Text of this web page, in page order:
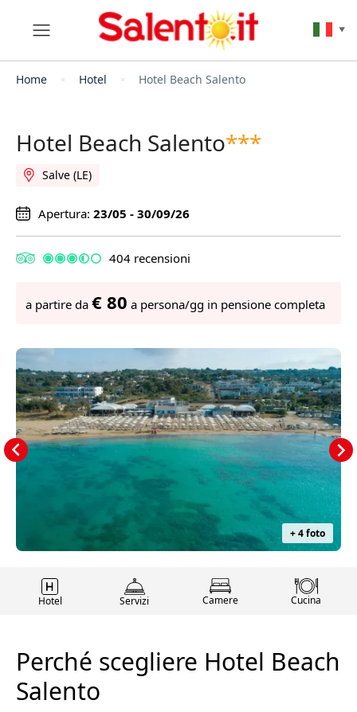
Home Hotel Hotel Beach Salento
Hotel Beach Salento***
Salve (LE)
Apertura: 23/05 - 30/09/26
404 recensioni
a partire da € 80 a persona/gg in pensione completa
+ 4 foto
Hotel Servizi Camere Cucina
Perché scegliere Hotel Beach
Salento
▼